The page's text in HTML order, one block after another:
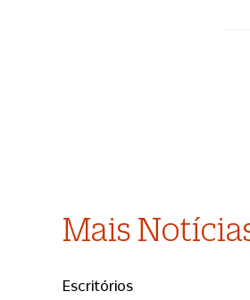
Mais
Escritórios